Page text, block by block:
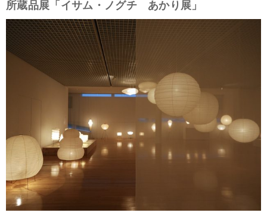
所蔵品展「イサム・ノグチ あかり展」